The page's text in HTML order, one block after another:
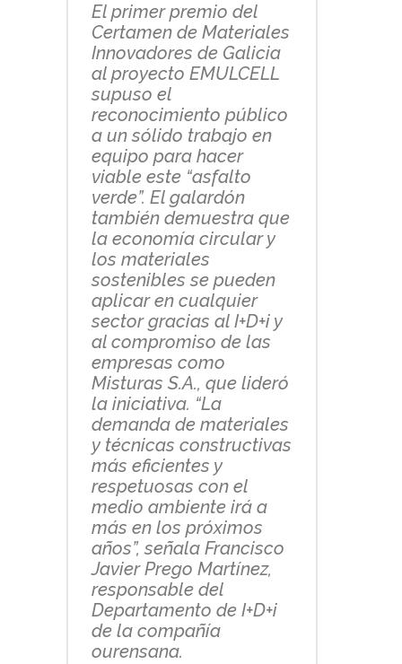
El primer premio del
Certamen de Materiales
Innovadores de Galicia
al proyecto EMULCELL
supuso el
reconocimiento público
a un sólido trabajo en
equipo para hacer
viable este “asfalto
verde”. El galardón
también demuestra que
la economía circular y
los materiales
sostenibles se pueden
aplicar en cualquier
sector gracias al I+D+i y
al compromiso de las
empresas como
Misturas S.A., que lideró
la iniciativa. “La
demanda de materiales
y técnicas constructivas
más eficientes y
respetuosas con el
medio ambiente irá a
más en los próximos
años”, señala Francisco
Javier Prego Martínez,
responsable del
Departamento de I+D+i
de la compañía
ourensana.